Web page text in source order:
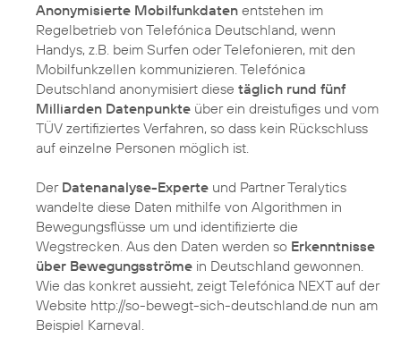
Anonymisierte Mobilfunkdaten entstehen im
Regelbetrieb von Telefónica Deutschland, wenn
Handys, z.B. beim Surfen oder Telefonieren, mit den
Mobilfunkzellen kommunizieren. Telefónica
Deutschland anonymisiert diese täglich rund fünf
Milliarden Datenpunkte über ein dreistufiges und vom
TÜV zertifiziertes Verfahren, so dass kein Rückschluss
auf einzelne Personen möglich ist.
Der Datenanalyse-Experte und Partner Teralytics
wandelte diese Daten mithilfe von Algorithmen in
Bewegungsflüsse um und identifizierte die
Wegstrecken. Aus den Daten werden so Erkenntnisse
über Bewegungsströme in Deutschland gewonnen.
Wie das konkret aussieht, zeigt Telefónica NEXT auf der
Website http://so-bewegt-sich-deutschland.de nun am
Beispiel Karneval.